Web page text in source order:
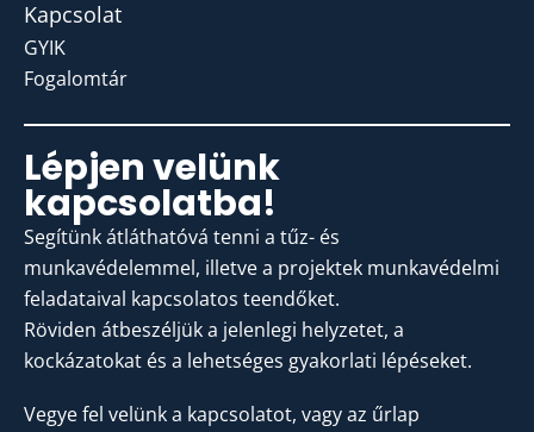
Kapcsolat
GYIK
Fogalomtár
Lépjen velünk
kapcsolatba!
Segítünk átláthatóvá tenni a tűz- és
munkavédelemmel, illetve a projektek munkavédelmi
feladataival kapcsolatos teendőket.
Röviden átbeszéljük a jelenlegi helyzetet, a
kockázatokat és a lehetséges gyakorlati lépéseket.
Vegye fel velünk a kapcsolatot, vagy az űrlap